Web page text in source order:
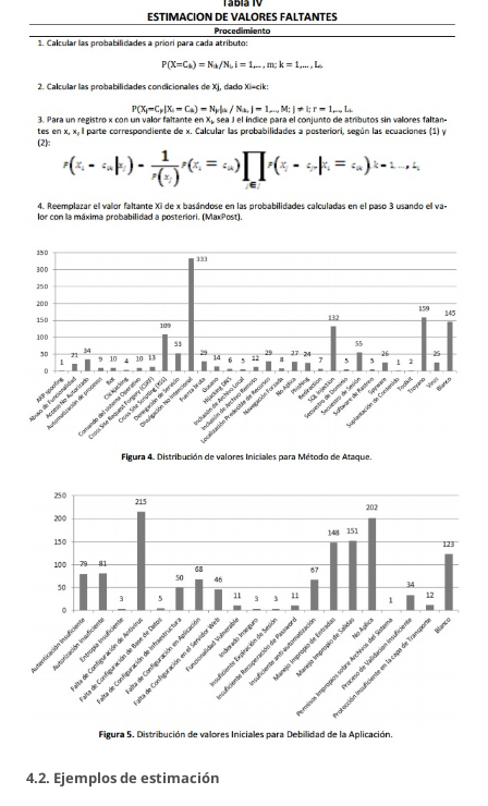
4.2. Ejemplos de estimación